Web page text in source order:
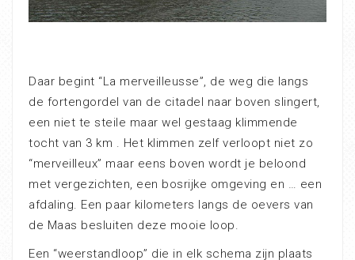
Daar begint “La merveilleusse”, de weg die langs
de fortengordel van de citadel naar boven slingert,
een niet te steile maar wel gestaag klimmende
tocht van 3 km . Het klimmen zelf verloopt niet zo
“merveilleux” maar eens boven wordt je beloond
met vergezichten, een bosrijke omgeving en … een
afdaling. Een paar kilometers langs de oevers van
de Maas besluiten deze mooie loop.
Een “weerstandloop” die in elk schema zijn plaats